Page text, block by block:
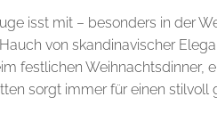
isst mit – besonders in der
von skandinavischer
festlichen Weihnachtsdinner,
sorgt immer für einen stilvoll